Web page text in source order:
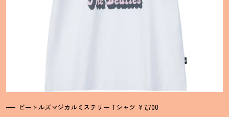
ビートルズマジカルミステリー Tシャツ ¥7,700